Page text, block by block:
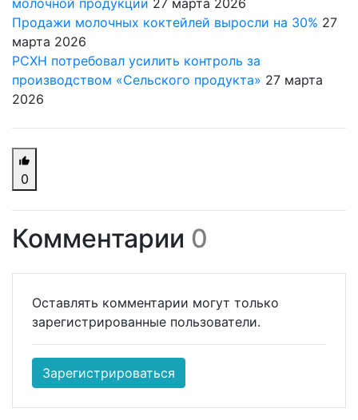
молочной продукции 27 марта 2026
Продажи молочных коктейлей выросли на 30% 27
марта 2026
РСХН потребовал усилить контроль за
производством «Сельского продукта» 27 марта
2026
0
Комментарии 0
Оставлять комментарии могут только
зарегистрированные пользователи.
Зарегистрироваться